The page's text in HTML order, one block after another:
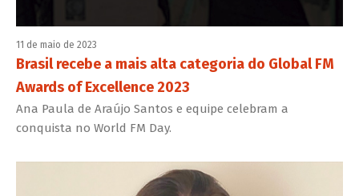
11 de maio de 2023
Brasil recebe a mais alta categoria do Global FM
Awards of Excellence 2023
Ana Paula de Araújo Santos e equipe celebram a
conquista no World FM Day.